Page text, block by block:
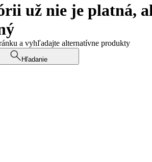
už nie je platná,
a vyhľadajte alternatívne produkty
Hľadanie